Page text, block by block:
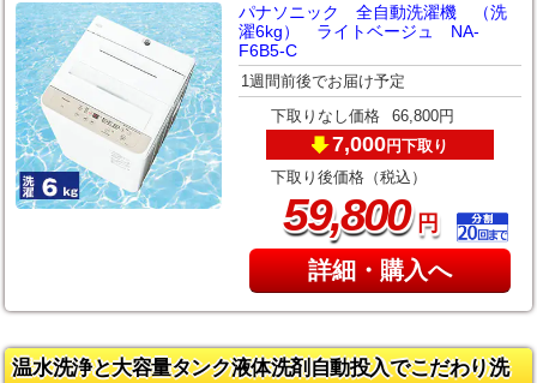
パナソニック 全自動洗濯機 （洗
濯6kg） ライトベージュ NA-
F6B5-C
1週間前後でお届け予定
下取りなし価格 66,800円
7,000円下取り
下取り後価格（税込）
59,800円
詳細・購入へ
温水洗浄と大容量タンク液体洗剤自動投入でこだわり洗